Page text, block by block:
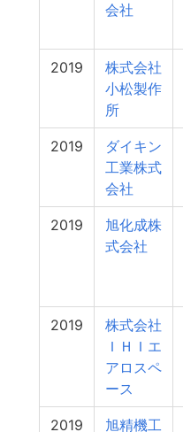
会社
2019
株式会社
小松製作
所
2019
ダイキン
工業株式
会社
2019
旭化成株
式会社
2019
株式会社
ＩＨＩエ
アロスペ
ース
2019 旭精機工